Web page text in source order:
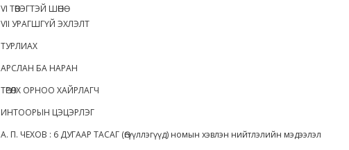
VI ТӨВЭГТЭЙ ШӨНӨ
VII УРАГШГҮЙ ЭХЛЭЛТ
ТУРЛИАХ
АРСЛАН БА НАРАН
ТӨРӨЛХ ОРНОО ХАЙРЛАГЧ
ИНТООРЫН ЦЭЦЭРЛЭГ
А. П. ЧЕХОВ : 6 ДУГААР ТАСАГ (Өгүүллэгүүд) номын хэвлэн нийтлэлийн мэдээлэл